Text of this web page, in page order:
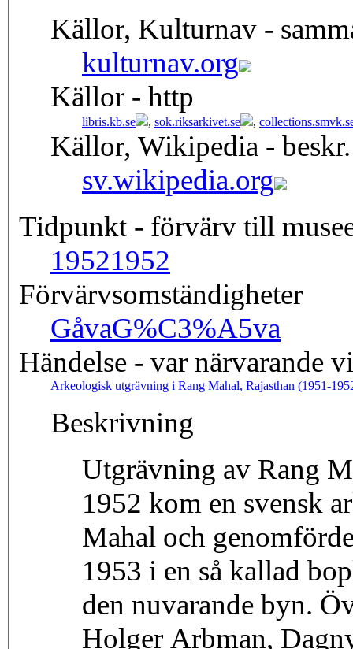
Källor, Kulturnav -
kulturnav.org
Källor - http
libris.kb.se , sok.riksarkivet.se ,
Källor, Wikipedia -
sv.wikipedia.org
Tidpunkt - förvärv till
19521952
Förvärvsomständigheter
GåvaG%C3%A5va
Händelse - var närvarande
Arkeologisk utgrävning i Rang Mahal, Rajasthan (1951-
Beskrivning
Utgrävning av Rang
1952 kom en svensk
Mahal och
1953 i en så kallad
den nuvarande byn.
Holger Arbman,